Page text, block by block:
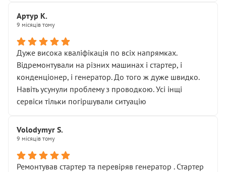
Артур К.
9 місяців тому
Дуже висока кваліфікація по всіх напрямках.
Відремонтували на різних машинах і стартер, і
конденціонер, і генератор. До того ж дуже швидко.
Навіть усунули проблему з проводкою. Усі інщі
сервіси тільки погіршували ситуацію
Volodymyr S.
9 місяців тому
Ремонтував стартер та перевіряв генератор . Стартер